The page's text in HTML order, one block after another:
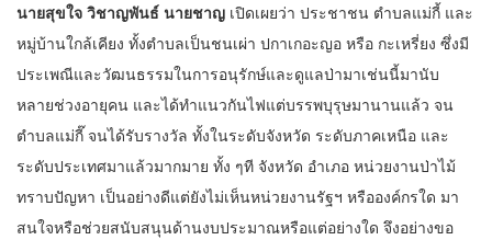
นายสุขใจ วิชาญพันธ์ นายชาญ เปิดเผยว่า ประชาชน ตำบลแม่กี้ และ
หมู่บ้านใกล้เคียง ทั้งตำบลเป็นชนเผ่า ปกาเกอะญอ หรือ กะเหรี่ยง ซึ่งมี
ประเพณีและวัฒนธรรมในการอนุรักษ์และดูแลป่ามาเช่นนี้มานับ
หลายช่วงอายุคน และได้ทำแนวกันไฟแต่บรรพบุรุษมานานแล้ว จน
ตำบลแม่กี๊ จนได้รับรางวัล ทั้งในระดับจังหวัด ระดับภาคเหนือ และ
ระดับประเทศมาแล้วมากมาย ทั้ง ๆที จังหวัด อำเภอ หน่วยงานป่าไม้
ทราบปัญหา เป็นอย่างดีแต่ยังไม่เห็นหน่วยงานรัฐฯ หรือองค์กรใด มา
สนใจหรือช่วยสนับสนุนด้านงบประมาณหรือแต่อย่างใด จึงอย่างขอ